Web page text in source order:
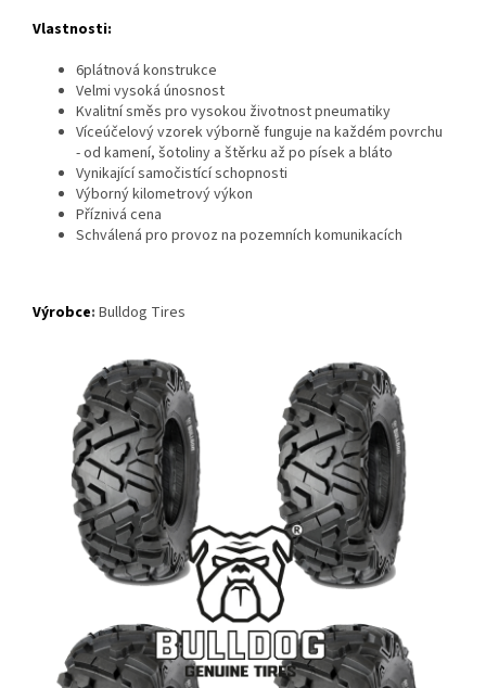
Vlastnosti:
6plátnová konstrukce
Velmi vysoká únosnost
Kvalitní směs pro vysokou životnost pneumatiky
Víceúčelový vzorek výborně funguje na každém povrchu
- od kamení, šotoliny a štěrku až po písek a bláto
Vynikající samočistící schopnosti
Výborný kilometrový výkon
Příznivá cena
Schválená pro provoz na pozemních komunikacích
Výrobce: Bulldog Tires